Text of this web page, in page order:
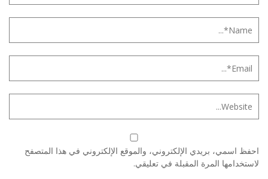
احفظ اسمي، بريدي الإلكتروني، والموقع الإلكتروني في هذا المتصفح
لاستخدامها المرة المقبلة في تعليقي.